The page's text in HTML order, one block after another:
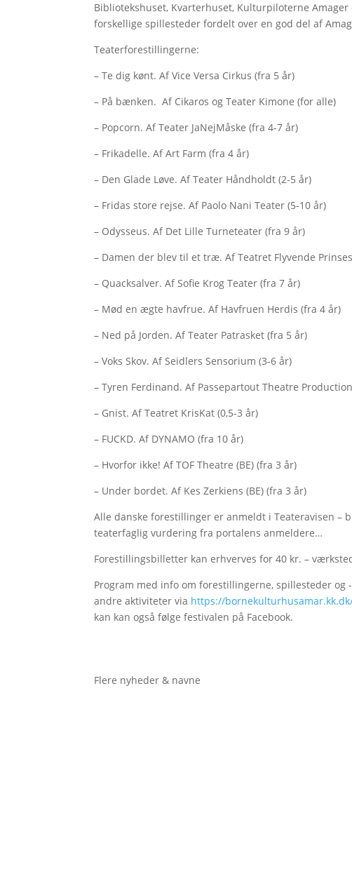
Bibliotekshuset, Kvarterhuset, Kulturpiloterne
forskellige spillesteder fordelt over en god del af
Teaterforestillingerne:
– Te dig kønt. Af Vice Versa Cirkus (fra 5 år)
– På bænken. Af Cikaros og Teater Kimone (for alle)
– Popcorn. Af Teater JaNejMåske (fra 4-7 år)
– Frikadelle. Af Art Farm (fra 4 år)
– Den Glade Løve. Af Teater Håndholdt (2-5 år)
– Fridas store rejse. Af Paolo Nani Teater (5-10 år)
– Odysseus. Af Det Lille Turneteater (fra 9 år)
– Damen der blev til et træ. Af Teatret Flyvende
– Quacksalver. Af Sofie Krog Teater (fra 7 år)
– Mød en ægte havfrue. Af Havfruen Herdis (fra 4 år)
– Ned på Jorden. Af Teater Patrasket (fra 5 år)
– Voks Skov. Af Seidlers Sensorium (3-6 år)
– Tyren Ferdinand. Af Passepartout Theatre
– Gnist. Af Teatret KrisKat (0,5-3 år)
– FUCKD. Af DYNAMO (fra 10 år)
– Hvorfor ikke! Af TOF Theatre (BE) (fra 3 år)
– Under bordet. Af Kes
Alle danske forestillinger er anmeldt i Teateravisen –
teaterfaglig vurdering fra portalens anmeldere…
Forestillingsbilletter kan erhverves for 40 kr. –
Program med info om forestillingerne, spillesteder
andre aktiviteter via https://
kan kan også følge festivalen på Facebook.
Flere nyheder & navne